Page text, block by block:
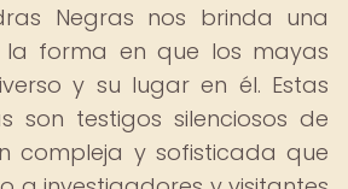
Negras nos brinda una
la forma en que los mayas
y su lugar en él. Estas
son testigos silenciosos de
compleja y sofisticada que